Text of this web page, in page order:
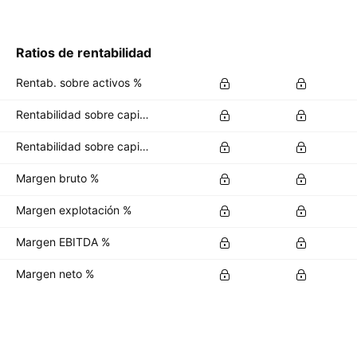
Ratios de rentabilidad
Rentab. sobre activos %
Rentabilidad sobre capital %
Rentabilidad sobre capital invertido %
Margen bruto %
Margen explotación %
Margen EBITDA %
Margen neto %